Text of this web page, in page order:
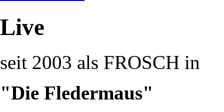
Live
seit 2003 als FROSCH in
"Die Fledermaus"